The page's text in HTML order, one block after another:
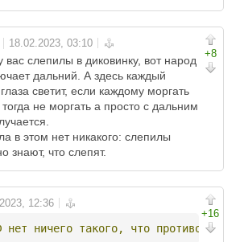
+8
вас слепилы в диковинку, вот народ
дальний. А здесь каждый
светит, если каждому моргать
не моргать а просто с дальним
в этом нет никакого: слепилы
знают, что слепят.
+16
нет ничего такого, что противоречит